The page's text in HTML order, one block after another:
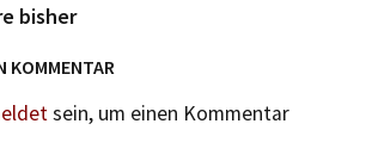
bisher
KOMMENTAR
sein, um einen Kommentar